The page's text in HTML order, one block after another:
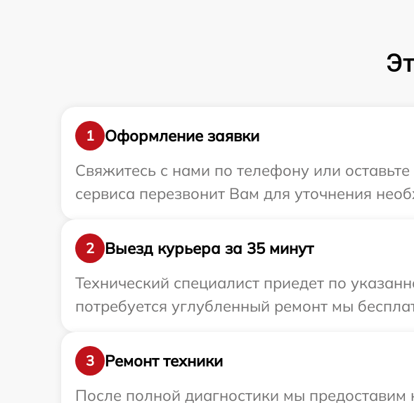
1
Оформление заявки
Свяжитесь с нами по телефону или
сервиса перезвонит Вам для уточнения
2
Выезд курьера за 35 минут
Технический специалист приедет по
потребуется углубленный ремонт мы
3
Ремонт техники
После полной диагностики мы